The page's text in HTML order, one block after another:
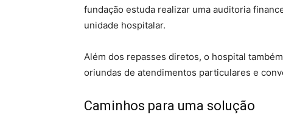
fundação estuda realizar uma auditoria
unidade hospitalar.
Além dos repasses diretos, o hospital
oriundas de atendimentos particulares e
Caminhos para uma solução